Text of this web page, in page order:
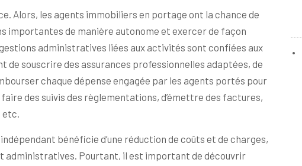
Alors, les agents immobiliers en portage ont la chance de
importantes de manière autonome et exercer de façon
administratives liées aux activités sont confiées aux
de souscrire des assurances professionnelles adaptées, de
chaque dépense engagée par les agents portés pour
des suivis des règlementations, d’émettre des factures,
etc.
bénéficie d’une réduction de coûts et de charges,
administratives. Pourtant, il est important de découvrir